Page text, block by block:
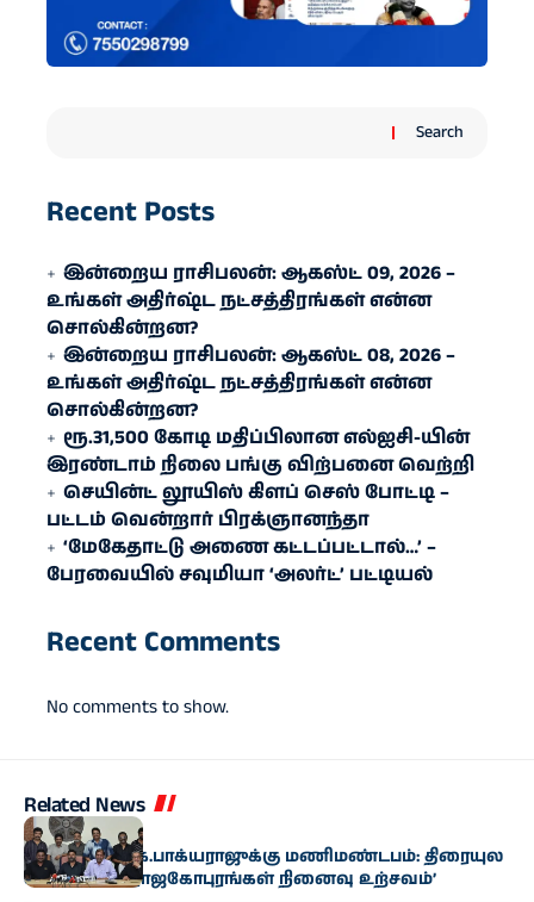
Search
Recent Posts
இன்றைய ராசிபலன்: ஆகஸ்ட் 09, 2026 –
உங்கள் அதிர்ஷ்ட நட்சத்திரங்கள் என்ன
சொல்கின்றன?
இன்றைய ராசிபலன்: ஆகஸ்ட் 08, 2026 –
உங்கள் அதிர்ஷ்ட நட்சத்திரங்கள் என்ன
சொல்கின்றன?
ரூ.31,500 கோடி மதிப்பிலான எல்ஐசி-​யின்
இரண்​டாம் நிலை பங்கு விற்பனை வெற்றி
செயின்ட் லூயிஸ் கிளப் செஸ் போட்டி –
பட்டம் வென்றார் பிரக்ஞானந்தா
‘மேகேதாட்டு அணை கட்டப்பட்டால்…’ –
பேரவையில் சவுமியா ‘அலர்ட்’ பட்டியல்
Recent Comments
No comments to show.
Related News
சினிமா
பார​தி​ராஜா, கே.​பாக்​ய​ராஜுக்கு மணிமண்​டபம்: திரை​யுல​
கம் சார்பில் ‘ராஜகோபுரங்​கள் நினைவு உற்சவம்’